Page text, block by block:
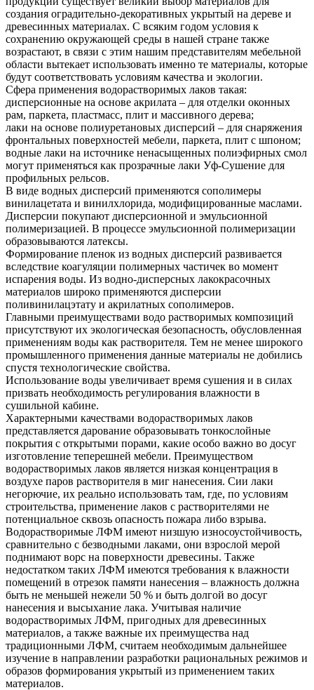
создания оградительно-декоративных укрытый на дереве и
древесинных материалах. С всяким годом условия к
сохранению окружающей среды в нашей стране также
возрастают, в связи с этим нашим представителям мебельной
области вытекает использовать именно те материалы, которые
будут соответствовать условиям качества и экологии.
Сфера применения водорастворимых лаков такая:
дисперсионные на основе акрилата – для отделки оконных
рам, паркета, пластмасс, плит и массивного дерева;
лаки на основе полиуретановых дисперсий – для снаряжения
фронтальных поверхностей мебели, паркета, плит с шпоном;
водные лаки на источнике ненасыщенных полиэфирных смол
могут применяться как прозрачные лаки Уф-Сушение для
профильных рельсов.
В виде водных дисперсий применяются сополимеры
винилацетата и винилхлорида, модифицированные маслами.
Дисперсии покупают дисперсионной и эмульсионной
полимеризацией. В процессе эмульсионной полимеризации
образовываются латексы.
Формирование пленок из водных дисперсий развивается
вследствие коагуляции полимерных частичек во момент
испарения воды. Из водно-дисперсных лакокрасочных
материалов широко применяются дисперсии
поливинилацэтату и акрилатных сополимеров.
Главными преимуществами водо растворимых композиций
присутствуют их экологическая безопасность, обусловленная
применениям воды как растворителя. Тем не менее широкого
промышленного применения данные материалы не добились
спустя технологические свойства.
Использование воды увеличивает время сушения и в силах
призвать необходимость регулирования влажности в
сушильной кабине.
Характерными качествами водорастворимых лаков
представляется дарование образовывать тонкослойные
покрытия с открытыми порами, какие особо важно во досуг
изготовление теперешней мебели. Преимуществом
водорастворимых лаков является низкая концентрация в
воздухе паров растворителя в миг нанесения. Сии лаки
негорючие, их реально использовать там, где, по условиям
строительства, применение лаков с растворителями не
потенциальное сквозь опасность пожара либо взрыва.
Водорастворимые ЛФМ имеют низшую износоустойчивость,
сравнительно с безводными лаками, они взрослой мерой
поднимают ворс на поверхности древесины. Также
недостатком таких ЛФМ имеются требования к влажности
помещений в отрезок памяти нанесения – влажность должна
быть не меньшей нежели 50 % и быть долгой во досуг
нанесения и высыхание лака. Учитывая наличие
водорастворимых ЛФМ, пригодных для древесинных
материалов, а также важные их преимущества над
традиционными ЛФМ, считаем необходимым дальнейшее
изучение в направлении разработки рациональных режимов и
образов формирования укрытый из применением таких
материалов.